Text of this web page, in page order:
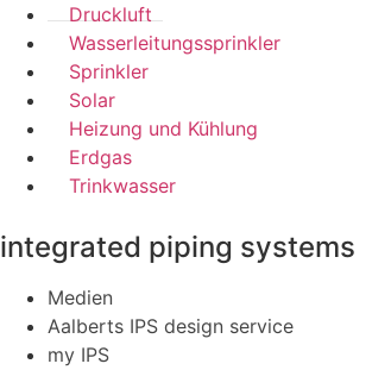
Druckluft
Wasserleitungssprinkler
Sprinkler
Solar
Heizung und Kühlung
Erdgas
Trinkwasser
integrated piping systems
Medien
Aalberts IPS design service
my IPS